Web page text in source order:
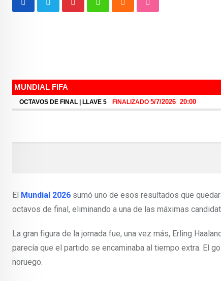
El Mundial 2026 sumó uno de esos resultados que
octavos de final, eliminando a una de las máximas
La gran figura de la jornada fue, una vez más, Erling
parecía que el partido se encaminaba al tiempo extra. El
noruego.